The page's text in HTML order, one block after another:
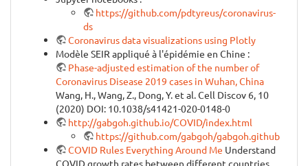
https://github.com/pdtyreus/coronavirus-
ds
Coronavirus data visualizations using Plotly
Modèle SEIR appliqué à l'épidémie en Chine :
Phase-adjusted estimation of the number of
Coronavirus Disease 2019 cases in Wuhan, China
Wang, H., Wang, Z., Dong, Y. et al. Cell Discov 6, 10
(2020) DOI: 10.1038/s41421-020-0148-0
http://gabgoh.github.io/COVID/index.html
https://github.com/gabgoh/gabgoh.github.io/
COVID Rules Everything Around Me Understand
COVID growth rates between different countries